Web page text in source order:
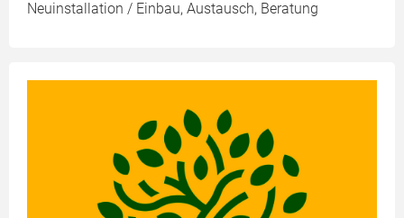
Neuinstallation / Einbau, Austausch, Beratung